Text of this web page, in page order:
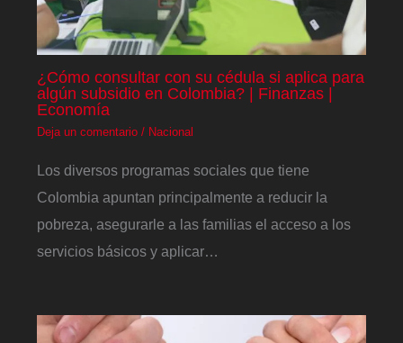
¿Cómo consultar con su cédula si aplica para
algún subsidio en Colombia? | Finanzas |
Economía
Deja un comentario / Nacional
Los diversos programas sociales que tiene
Colombia apuntan principalmente a reducir la
pobreza, asegurarle a las familias el acceso a los
servicios básicos y aplicar…